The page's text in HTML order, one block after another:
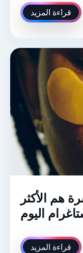
قراءة المزيد
هم الأكثر
قراءة المزيد